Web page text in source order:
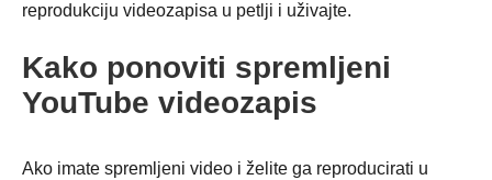
Korak 1.
reprodukciju videozapisa u petlji i uživajte.
Kako ponoviti spremljeni
YouTube videozapis
Ako imate spremljeni video i želite ga reproducirati u